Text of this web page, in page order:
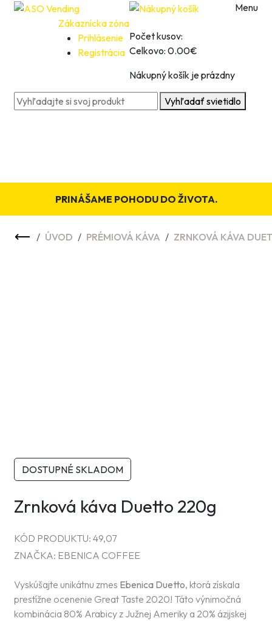
Menu
Počet kusov:
Celkovo: 0.00€
Nákupný košík je prázdny
Zákaznícka zóna
Prihlásenie
Registrácia
Vyhľadať svietidlo
PRINÁŠAME POHODU DO ŽIVOTA.
ÚVOD PRÉMIOVÁ KÁVA ZRNKOVÁ KÁVA
DOSTUPNÉ SKLADOM
Zrnková káva Duetto 220g
KÓD PRODUKTU: 49,07
ZNAČKA: EBENICA COFFEE
Vyskúšajte unikátnu zmes Ebenica Duetto, ktorá získala
prestížne ocenenie Great Taste 2020! Táto výnimočná
kombinácia 80% Arabicy z Južnej Ameriky a 20% ázijskej